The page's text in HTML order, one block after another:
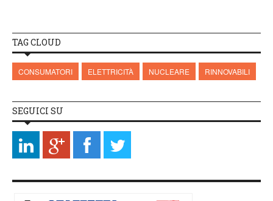
TAG CLOUD
CONSUMATORI ELETTRICITÀ NUCLEARE RINNOVABILI
SEGUICI SU